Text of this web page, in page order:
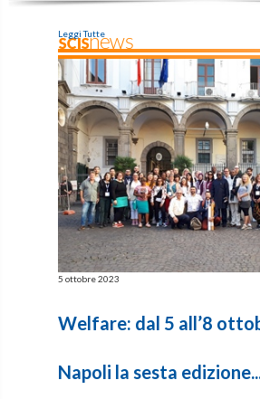
SCISnews
5 ottobre 2023
Welfare: dal 5 all’8
Napoli la sesta
Leggi Tutte